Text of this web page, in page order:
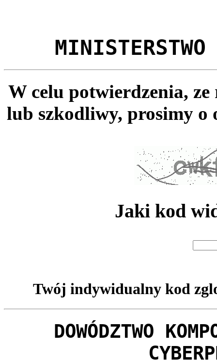
MINISTERSTWO
W celu potwierdzenia,
lub szkodliwy, prosimy o
Jaki kod
Twój indywidualny kod
DOWÓDZTWO